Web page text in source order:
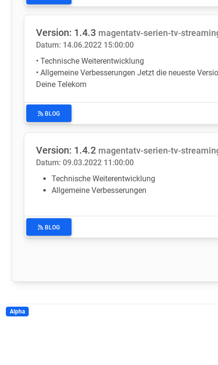
Version: 1.4.3 magentatv-serien-tv-
Datum: 14.06.2022 15:00:00
• Technische Weiterentwicklung
• Allgemeine Verbesserungen Jetzt die neueste
Deine Telekom
BLOG
Version: 1.4.2 magentatv-serien-tv-
Datum: 09.03.2022 11:00:00
Technische Weiterentwicklung
Allgemeine Verbesserungen
BLOG
Alpha